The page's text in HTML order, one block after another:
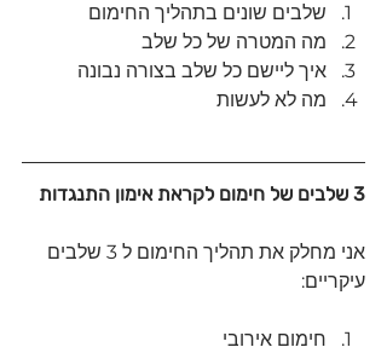
שלבים שונים בתהליך החימום
מה המטרה של כל שלב
איך ליישם כל שלב בצורה נבונה
מה לא לעשות
3 שלבים של חימום לקראת אימון התנגדות
אני מחלק את תהליך החימום ל 3 שלבים
עיקריים:
חימום אירובי